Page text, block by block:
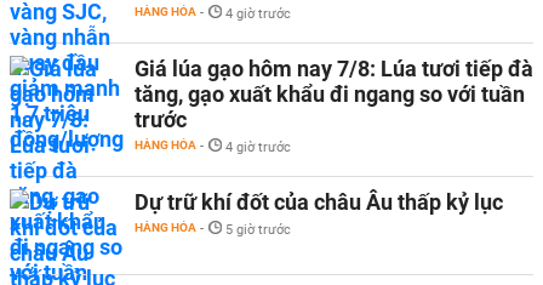
HÀNG HÓA - 4 giờ trước
Giá lúa gạo hôm nay 7/8: Lúa tươi tiếp đà
tăng, gạo xuất khẩu đi ngang so với tuần
trước
HÀNG HÓA - 4 giờ trước
Dự trữ khí đốt của châu Âu thấp kỷ lục
HÀNG HÓA - 5 giờ trước